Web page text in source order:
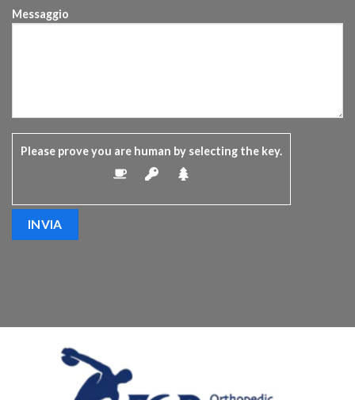
Messaggio
Please prove you are human by selecting the key.